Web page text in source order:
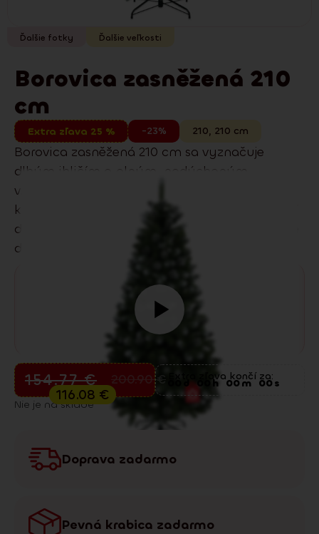
Ďalšie fotky Ďalšie veľkosti
Borovica zasněžená 210
cm
Extra zľava 25 % -23% 210, 210 cm
Borovica zasněžená 210 cm sa vyznačuje
dlhým ihličím a plným, nadýchaným
vzhľadom a jemným zasneženým efektom,
ktorý navodí zimnú atmosféru. Skvelo sa hodí
do moderných aj tradičných interiérov. Jemné
dekorácie sú už súčasťou balenia.
116.08 €
200.90
154.77€ Extra zľava končí za:
d 00 h 00m 00s
Nie je na sklade
Doprava zadarmo
Pevná krabica zadarmo